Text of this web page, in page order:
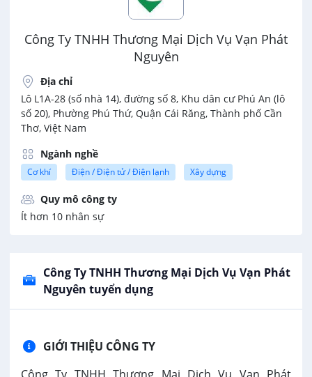
Công Ty TNHH Thương Mại Dịch Vụ Vạn Phát
Nguyên
Địa chỉ
Lô L1A-28 (số nhà 14), đường số 8, Khu dân cư Phú An (lô
số 20), Phường Phú Thứ, Quận Cái Răng, Thành phố Cần
Thơ, Việt Nam
Ngành nghề
Cơ khí Điện / Điện tử / Điện lạnh Xây dựng
Quy mô công ty
Ít hơn 10 nhân sự
Công Ty TNHH Thương Mại Dịch Vụ Vạn Phát
Nguyên tuyển dụng
GIỚI THIỆU CÔNG TY